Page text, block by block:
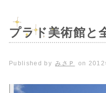
プラド美術館と
Published by みさＰ on 2012